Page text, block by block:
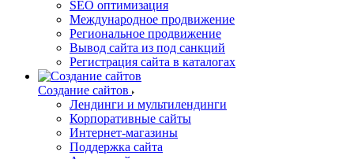
SEO оптимизация
Международное продвижение
Региональное продвижение
Вывод сайта из под санкций
Регистрация сайта в каталогах
Создание сайтов
Лендинги и мультилендинги
Корпоративные сайты
Интернет-магазины
Поддержка сайта